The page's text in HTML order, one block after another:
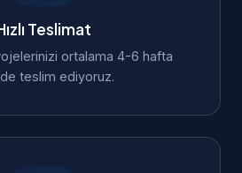
Teslimat
ortalama 4-6 hafta
teslim ediyoruz.